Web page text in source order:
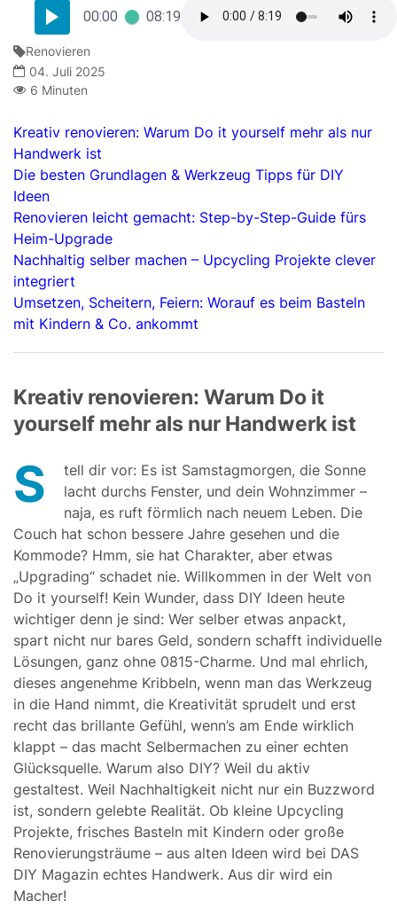
00:00 08:19
Renovieren
04. Juli 2025
6 Minuten
Kreativ renovieren: Warum Do it yourself mehr als nur
Handwerk ist
Die besten Grundlagen & Werkzeug Tipps für DIY
Ideen
Renovieren leicht gemacht: Step-by-Step-Guide fürs
Heim-Upgrade
Nachhaltig selber machen – Upcycling Projekte clever
integriert
Umsetzen, Scheitern, Feiern: Worauf es beim Basteln
mit Kindern & Co. ankommt
Kreativ renovieren: Warum Do it
yourself mehr als nur Handwerk ist
S
tell dir vor: Es ist Samstagmorgen, die Sonne
lacht durchs Fenster, und dein Wohnzimmer –
naja, es ruft förmlich nach neuem Leben. Die
Couch hat schon bessere Jahre gesehen und die
Kommode? Hmm, sie hat Charakter, aber etwas
„Upgrading“ schadet nie. Willkommen in der Welt von
Do it yourself! Kein Wunder, dass DIY Ideen heute
wichtiger denn je sind: Wer selber etwas anpackt,
spart nicht nur bares Geld, sondern schafft individuelle
Lösungen, ganz ohne 0815-Charme. Und mal ehrlich,
dieses angenehme Kribbeln, wenn man das Werkzeug
in die Hand nimmt, die Kreativität sprudelt und erst
recht das brillante Gefühl, wenn’s am Ende wirklich
klappt – das macht Selbermachen zu einer echten
Glücksquelle. Warum also DIY? Weil du aktiv
gestaltest. Weil Nachhaltigkeit nicht nur ein Buzzword
ist, sondern gelebte Realität. Ob kleine Upcycling
Projekte, frisches Basteln mit Kindern oder große
Renovierungsträume – aus alten Ideen wird bei DAS
DIY Magazin echtes Handwerk. Aus dir wird ein
Macher!